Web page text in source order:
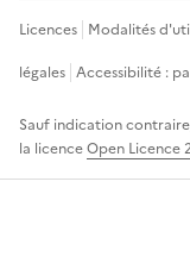
Licences Modalités
légales Accessibilité :
Sauf indication
la licenceOpen Licence